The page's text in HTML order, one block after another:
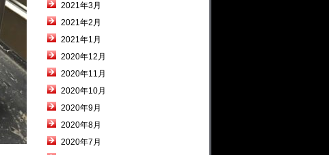
2021年3月
2021年2月
2021年1月
2020年12月
2020年11月
2020年10月
2020年9月
2020年8月
2020年7月